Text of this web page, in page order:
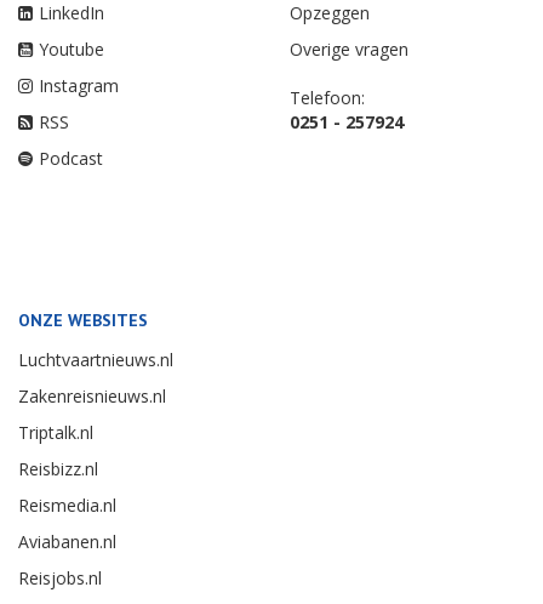
LinkedIn
Youtube
Instagram
RSS
Podcast
Opzeggen
Overige vragen
Telefoon:
0251 - 257924
ONZE WEBSITES
Luchtvaartnieuws.nl
Zakenreisnieuws.nl
Triptalk.nl
Reisbizz.nl
Reismedia.nl
Aviabanen.nl
Reisjobs.nl